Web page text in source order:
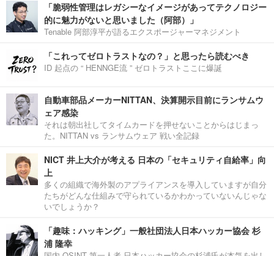
「脆弱性管理はレガシーなイメージがあってテクノロジー
的に魅力がないと思いました（阿部）」
Tenable 阿部淳平が語るエクスポージャーマネジメント
「これってゼロトラストなの？」と思ったら読むべき
ID 起点の “ HENNGE流 ” ゼロトラストここに爆誕
自動車部品メーカーNITTAN、決算開示目前にランサムウ
ェア感染
それは朝出社してタイムカードを押せないことからはじまっ
た。NITTAN vs ランサムウェア 戦い全記録
NICT 井上大介が考える 日本の「セキュリティ自給率」向
上
多くの組織で海外製のアプライアンスを導入していますが自分
たちがどんな仕組みで守られているかわかっていないんじゃな
いでしょうか？
「趣味：ハッキング」一般社団法人日本ハッカー協会 杉
浦 隆幸